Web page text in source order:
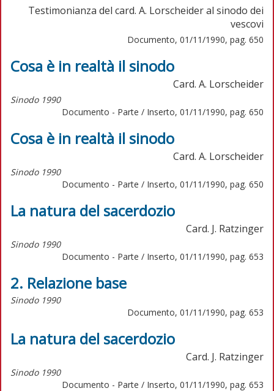
Testimonianza del card. A. Lorscheider al sinodo dei
vescovi
Documento, 01/11/1990, pag. 650
Cosa è in realtà il sinodo
Card. A. Lorscheider
Sinodo 1990
Documento - Parte / Inserto, 01/11/1990, pag. 650
Cosa è in realtà il sinodo
Card. A. Lorscheider
Sinodo 1990
Documento - Parte / Inserto, 01/11/1990, pag. 650
La natura del sacerdozio
Card. J. Ratzinger
Sinodo 1990
Documento - Parte / Inserto, 01/11/1990, pag. 653
2. Relazione base
Sinodo 1990
Documento, 01/11/1990, pag. 653
La natura del sacerdozio
Card. J. Ratzinger
Sinodo 1990
Documento - Parte / Inserto, 01/11/1990, pag. 653